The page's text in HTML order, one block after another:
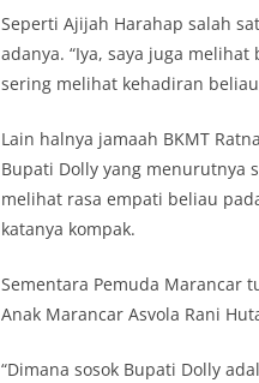
Seperti Ajijah Harahap salah
adanya. “Iya, saya juga
sering melihat kehadiran
Lain halnya jamaah BKMT
Bupati Dolly yang menurutnya
melihat rasa empati beliau
katanya kompak.
Sementara Pemuda Marancar
Anak Marancar Asvola Rani
“Dimana sosok Bupati Dolly